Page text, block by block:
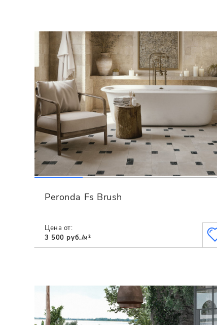
Peronda Fs Brush
Цена от:
3 500 руб./м²